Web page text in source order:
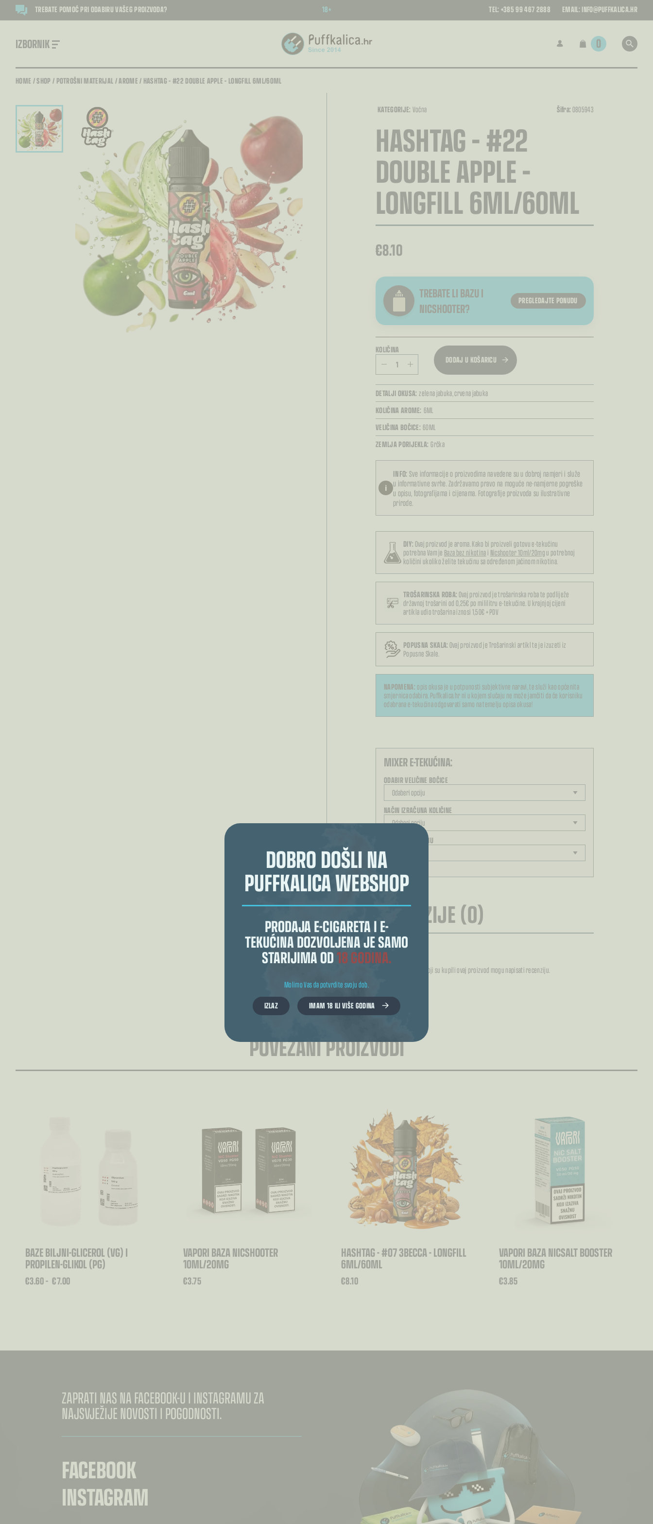
DOBRO DOŠLI NA
PUFFKALICA WEBSHOP
PRODAJA E-CIGARETA I E-
TEKUĆINA DOZVOLJENA JE SAMO
STARIJIMA OD18 GODINA.
Molimo Vas da potvrdite svoju dob.
IMAM 18 ILI VIŠE GODINA
IZLAZ
TREBATE POMOĆ PRI ODABIRU VAŠEG PROIZVODA? 18+ TEL: +385 99 467 2888 EMAIL: INFO@PUFFKALICA.HR
IZBORNIK 0
HOME /SHOP / POTROŠNI MATERIJAL/AROME/ HASHTAG – #22 DOUBLE APPLE – LONGFILL 6ML/60ML
KATEGORIJE: Voćna Šifra:0805943
HASHTAG – #22
DOUBLE APPLE –
LONGFILL 6ML/60ML
€8.10
TREBATE LI BAZU I
NICSHOOTER?
PREGLEDAJTE PONUDU
KOLIČINA
DODAJ U KOŠARICU
DETALJI OKUSA: zelena jabuka,crvena jabuka
KOLIČINA AROME: 6ML
VELIČINA BOČICE: 60ML
ZEMLJA PORIJEKLA: Grčka
DIY: Ovaj proizvod je aroma. Kako bi proizveli gotovu e-tekućinu
potrebna Vam je Baza bez nikotinai Nicshooter 10ml/20mgu potrebnoj
količini ukoliko želite tekućinu sa određenom jačinom nikotina.
TROŠARINSKA ROBA: Ovaj proizvod je trošarinska roba te podliježe
državnoj trošarini od 0,25€ po mililitru e-tekućine. U krajnjoj cijeni
artikla udio trošarina iznosi 1,50€ + PDV
POPUSNA SKALA: Ovaj proizvod je Trošarinski artikl te je izuzeti iz
Popusne Skale.
i
INFO: Sve informacije o proizvodima navedene su u dobroj namjeri i služe
u informativne svrhe. Zadržavamo pravo na moguće ne-namjerne pogreške
u opisu, fotografijama i cijenama. Fotografije proizvoda su ilustrativne
prirode.
NAPOMENA: opis okusa je u potpunosti subjektivne naravi, te služi kao općenita
smjernica odabira. Puffkalica.hr ni u kojem slučaju ne može jamčiti da će korisniku
odabrana e-tekućina odgovarati samo na temelju opisa okusa!
MIXER E-TEKUĆINA:
ODABIR VELIČINE BOČICE
NAČIN IZRAČUNA KOLIČINE
ODABERITE JAČINU
REZULTAT ODABIRA
RECENZIJE (0)
Još nema recenzija.
Samo logirani kupci koji su kupili ovaj proizvod mogu napisati recenziju.
POVEZANI PROIZVODI
BAZE BILJNI-GLICEROL (VG) I
PROPILEN-GLIKOL (PG)
€3.60– €7.00
RASPON
VAPORI BAZA NICSHOOTER
10ML/20MG
€3.75
HASHTAG - #07 3BECCA - LONGFILL
6ML/60ML
€8.10
VAPORI BAZA NICSALT BOOSTER
10ML/20MG
€3.85
ZAPRATI NAS NA FACEBOOK-U I INSTAGRAMU ZA
NAJSVJEŽIJE NOVOSTI I POGODNOSTI.
FACEBOOK
INSTAGRAM